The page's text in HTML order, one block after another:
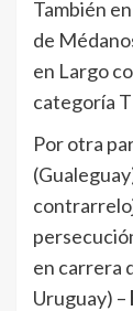
También
de
en Largo
categoría
Por otra
en carrera
Uruguay) –